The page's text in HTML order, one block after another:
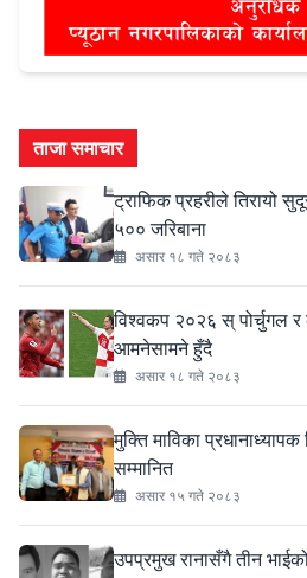
ताजा समाचार
ट्राफिक प्रहरीले तिरायो
५०० जरिबाना
असार १८ गते २०८३
विश्वकप २०२६ स् पोर्चुगल र
आमनेसामने हुँदै
असार १८ गते २०८३
मुक्ति माविका
सम्मानित
असार १५ गते २०८३
उपप्रमुख रानासँगै तीन